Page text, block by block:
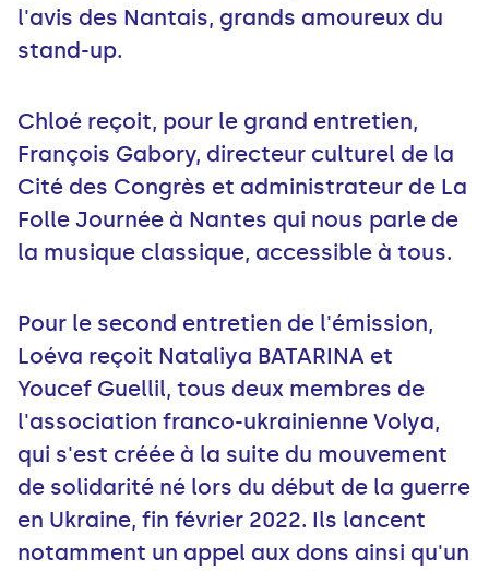
l'avis des Nantais, grands amoureux du
stand-up.
Chloé reçoit, pour le grand entretien,
François Gabory, directeur culturel de la
Cité des Congrès et administrateur de La
Folle Journée à Nantes qui nous parle de
la musique classique, accessible à tous.
Pour le second entretien de l'émission,
Loéva reçoit Nataliya BATARINA et
Youcef Guellil, tous deux membres de
l'association franco-ukrainienne Volya,
qui s'est créée à la suite du mouvement
de solidarité né lors du début de la guerre
en Ukraine, fin février 2022. Ils lancent
notamment un appel aux dons ainsi qu'un